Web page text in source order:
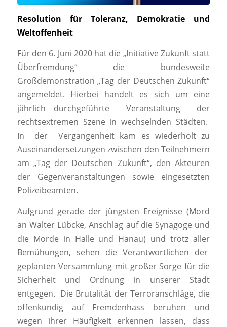
Resolution für Toleranz, Demokratie und
Weltoffenheit
Für den 6. Juni 2020 hat die „Initiative Zukunft statt
Überfremdung“ die bundesweite
Großdemonstration „Tag der Deutschen Zukunft“
angemeldet. Hierbei handelt es sich um eine
jährlich durchgeführte Veranstaltung der
rechtsextremen Szene in wechselnden Städten.
In der Vergangenheit kam es wiederholt zu
Auseinandersetzungen zwischen den Teilnehmern
am „Tag der Deutschen Zukunft“, den Akteuren
der Gegenveranstaltungen sowie eingesetzten
Polizeibeamten.
Aufgrund gerade der jüngsten Ereignisse (Mord
an Walter Lübcke, Anschlag auf die Synagoge und
die Morde in Halle und Hanau) und trotz aller
Bemühungen, sehen die Verantwortlichen der
geplanten Versammlung mit großer Sorge für die
Sicherheit und Ordnung in unserer Stadt
entgegen. Die Brutalität der Terroranschläge, die
offenkundig auf Fremdenhass beruhen und
wegen ihrer Häufigkeit erkennen lassen, dass